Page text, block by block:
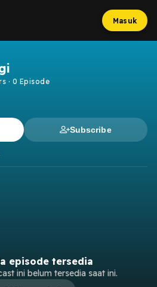
Masuk
· 0 Episode
Subscribe
episode tersedia
ini belum tersedia saat ini.